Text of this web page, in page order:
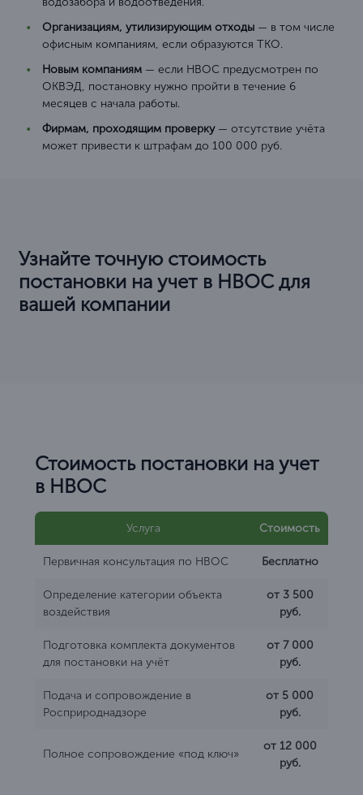
Организациям, утилизирующим отходы — в том числе
офисным компаниям, если образуются ТКО.
Новым компаниям — если НВОС предусмотрен по
ОКВЭД, постановку нужно пройти в течение 6
месяцев с начала работы.
Фирмам, проходящим проверку— отсутствие учёта
может привести к штрафам до 100 000 руб.
Узнайте точную стоимость
постановки на учет в НВОС для
вашей компании
Стоимость постановки на учет
в НВОС
Услуга Стоимость
Первичная консультация по НВОС Бесплатно
Определение категории объекта
воздействия
от 3 500
руб.
Подготовка комплекта документов
для постановки на учёт
от 7 000
руб.
Подача и сопровождение в
Росприроднадзоре
от 5 000
руб.
Полное сопровождение «под ключ»
от 12 000
руб.